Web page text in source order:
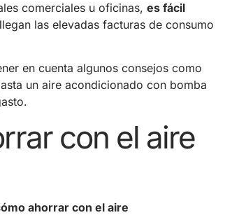
comerciales u oficinas, es fácil
las elevadas facturas de consumo
en cuenta algunos consejos como
un aire acondicionado con bomba
con el aire
ahorrar con el aire